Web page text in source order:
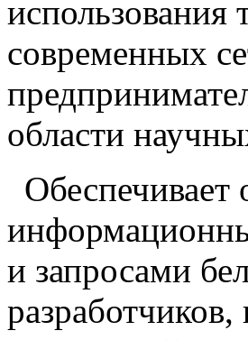
современных
области
Обеспечивает
и запросами